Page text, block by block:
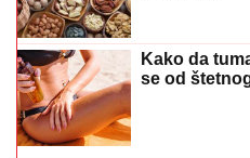
Kako da
se od